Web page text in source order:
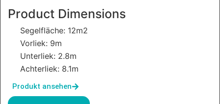
Product Dimensions
Segelfläche: 12m2
Vorliek: 9m
Unterliek: 2.8m
Achterliek: 8.1m
Produkt ansehen